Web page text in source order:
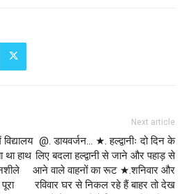
था हाथ
Next article
@. डायवर्जन… ★. हल्द्वानीः दो दिन के
लिए बदला हल्द्वानी से जाने और पहाड़ से
आने वाले वाहनों का रूट ★.शनिवार और
रविवार घर से निकल रहे हैं बाहर तो देख